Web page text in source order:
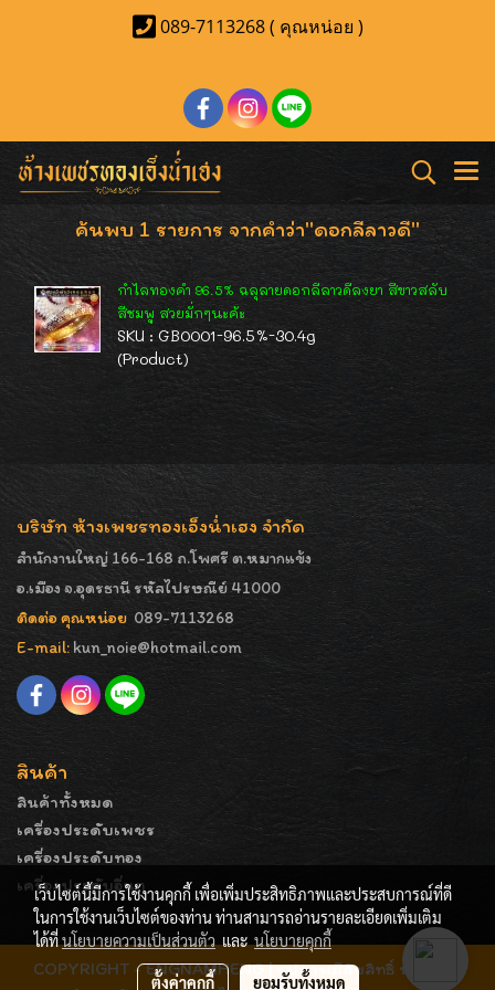
089-7113268 ( คุณหน่อย )
ค้นพบ 1 รายการ จากคำว่า"ดอกลีลาวดี"
กำไลทองคำ 96.5% ฉลุลายดอกลีลาวดีลงยา สีขาวสลับ
สีชมพู สวยมั่กๆนะค้ะ
SKU : GB0001-96.5%-30.4g
(Product)
บริษัท ห้างเพชรทองเอ็งน่ำเฮง จำกัด
สำนักงานใหญ่ 166-168 ถ.โพศรี ต.หมากแข้ง
อ.เมือง จ.อุดรธานี รหัสไปรษณีย์ 41000
ติดต่อ คุณหน่อย 089-7113268
E-mail: kun_noie@hotmail.com
สินค้า
สินค้าทั้งหมด
เครื่องประดับเพชร
เครื่องประดับทอง
เครื่องประดับอื่นๆ
COPYRIGHT - ENGNAMHENG | รูปภาพมีลิขสิทธิ์ ห้ามมิให้
เว็บไซต์นี้มีการใช้งานคุกกี้ เพื่อเพิ่มประสิทธิภาพและประสบการณ์ที่ดี
ในการใช้งานเว็บไซต์ของท่าน ท่านสามารถอ่านรายละเอียดเพิ่มเติม
ได้ที่นโยบายความเป็นส่วนตัวและนโยบายคุกกี้
ตั้งค่าคุกกี้ ยอมรับทั้งหมด